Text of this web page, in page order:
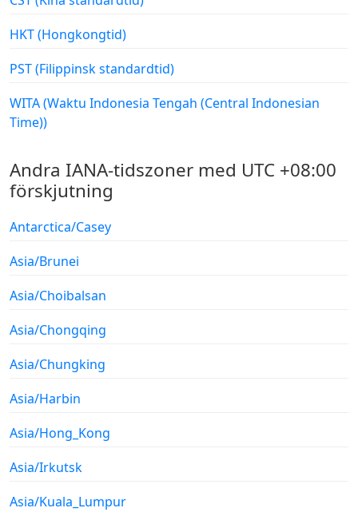
HKT (Hongkongtid)
PST (Filippinsk standardtid)
WITA (Waktu Indonesia Tengah (Central Indonesian
Time))
Andra IANA-tidszoner med UTC +08:00
förskjutning
Antarctica/Casey
Asia/Brunei
Asia/Choibalsan
Asia/Chongqing
Asia/Chungking
Asia/Harbin
Asia/Hong_Kong
Asia/Irkutsk
Asia/Kuala_Lumpur